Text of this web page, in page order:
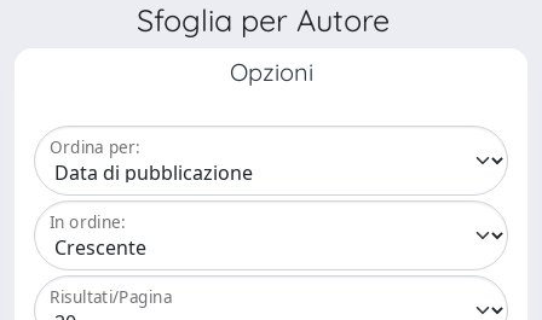
Sfoglia per Autore
Opzioni
Ordina per:
In ordine:
Risultati/Pagina